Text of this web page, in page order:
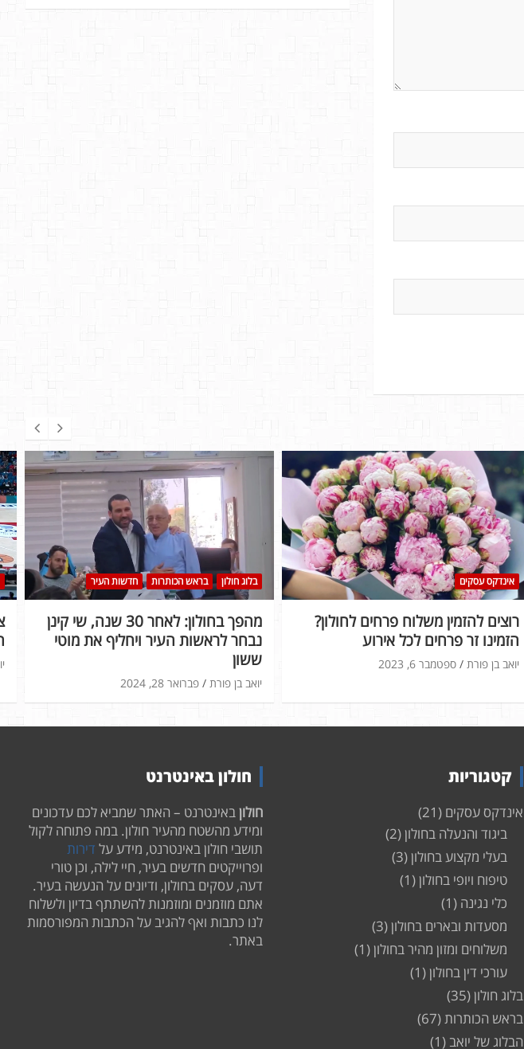
בלוג חולון בראש הכותרות חדשות העיר
מהפך בחולון: לאחר 30 שנה, שי קינן
נבחר לראשות העיר ויחליף את מוטי
ששון
פברואר 28, 2024 יואב בן פורת
אינדקס עסקים
רוצים להזמין משלוח פרחים לחולון?
הזמינו זר פרחים לכל אירוע
ספטמבר 6, 2023 יואב בן פורת
קטגוריות
אינדקס עסקים (21)
ביגוד והנעלה בחולון(2)
בעלי מקצוע בחולון(3)
טיפוח ויופי בחולון(1)
כלי נגינה (1)
מסעדות ובארים בחולון(3)
משלוחים ומזון מהיר בחולון(1)
עורכי דין בחולון(1)
בלוג חולון(35)
בראש הכותרות(67)
הבלוג של יואב (1)
חולון באינטרנט
חולוןבאינטרנט – האתר שמביא לכם עדכונים
ומידע מהשטח מהעיר חולון. במה פתוחה לקול
תושבי חולון באינטרנט, מידע על דירות
ופרוייקטים חדשים בעיר, חיי לילה, וכן טורי
דעה, עסקים בחולון, ודיונים על הנעשה בעיר.
אתם מוזמנים ומוזמנות להשתתף בדיון ולשלוח
לנו כתבות ואף להגיב על הכתבות המפורסמות
באתר.